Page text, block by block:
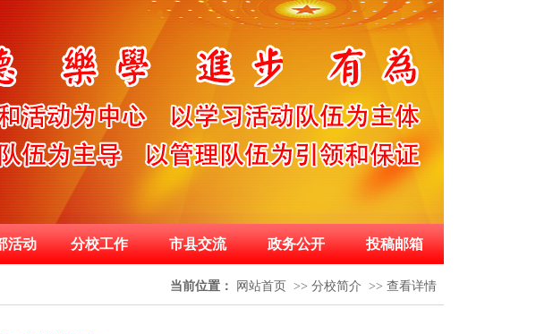
活动 分校工作 市县交流 政务公开 投稿邮箱
当前位置： 网站首页 >> 分校简介 >> 查看详情